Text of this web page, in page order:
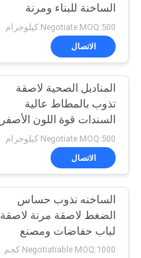
مراقبة
الجودة
اتصل
أخبار
القضايا
اطلب
الساخنة للبناء ومرنة
Negotiate MOQ:500 كيلوجرام
الاتصال
المناديل الصحية لاصقة
تذوب بالمطاط عالية
السندات قوة اللون الأصفر
الفاتح
Negotiate MOQ:500 كيلوجرام
الاتصال
الساخنه نذوب حساس
الضغط لاصقة مرنة لاصقة
لباب حفاضات ومصنع
حفاضات الكبار
Negotiatiable MOQ:1000 كجم